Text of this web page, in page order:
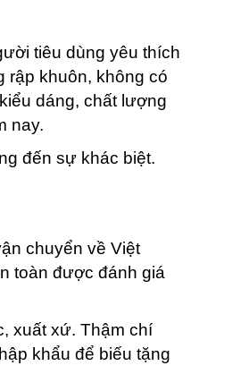
tiêu dùng yêu thích
khuôn, không có
dáng, chất lượng
nay.
đến sự khác biệt.
chuyển về Việt
toàn được đánh giá
xuất xứ. Thậm chí
khẩu để biếu tặng